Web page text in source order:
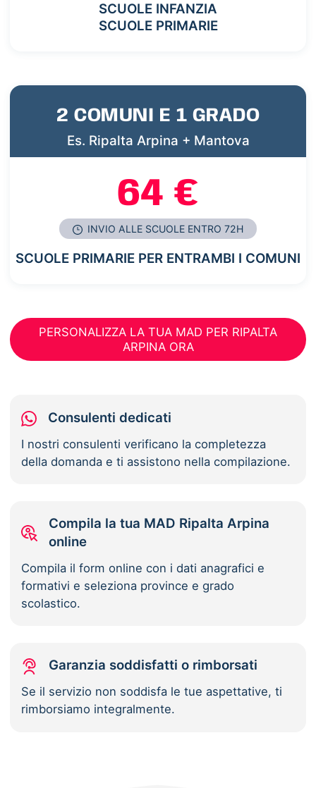
SCUOLE INFANZIA
SCUOLE PRIMARIE
2 COMUNI E 1 GRADO
Es. Ripalta Arpina + Mantova
64 €
INVIO ALLE SCUOLE ENTRO 72H
SCUOLE PRIMARIE PER ENTRAMBI I COMUNI
PERSONALIZZA LA TUA MAD PER RIPALTA
ARPINA ORA
Consulenti dedicati
I nostri consulenti verificano la completezza
della domanda e ti assistono nella compilazione.
Compila la tua MAD Ripalta Arpina
online
Compila il form online con i dati anagrafici e
formativi e seleziona province e grado
scolastico.
Garanzia soddisfatti o rimborsati
Se il servizio non soddisfa le tue aspettative, ti
rimborsiamo integralmente.